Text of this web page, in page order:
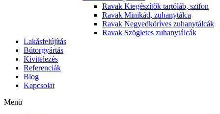
Ravak Kiegészítők tartóláb, szifon
Ravak Minikád, zuhanytálca
Ravak Negyedköríves zuhanytálcák
Ravak Szögletes zuhanytálcák
Lakásfelújítás
Bútorgyártás
Kivitelezés
Referenciák
Blog
Kapcsolat
Menü